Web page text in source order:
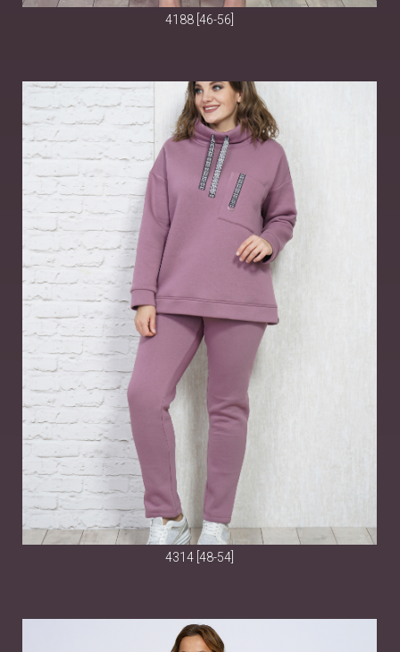
4188 [46-56]
4314 [48-54]